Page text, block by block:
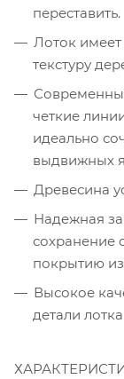
переставить.
Лоток
текстуру
четкие
идеально
выдвижных
Древесина
Надежная
сохранение
покрытию из
Высокое
детали